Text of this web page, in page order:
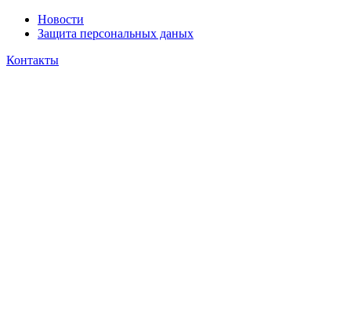
Новости
Защита персональных даных
Контакты